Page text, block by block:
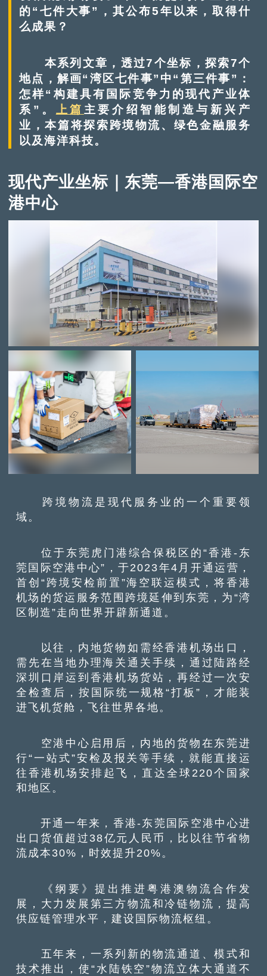
的“七件大事”，其公布5年以来，取得什
么成果？
本系列文章，透过7个坐标，探索7个
地点，解画“湾区七件事”中“第三件事”：
怎样“构建具有国际竞争力的现代产业体
系”。
上篇 主要介绍智能制造与新兴产
业，本篇将探索跨境物流、绿色金融服务
以及海洋科技。
现代产业坐标｜东莞—香港国际空
港中心
跨境物流是现代服务业的一个重要领
域。
位于东莞虎门港综合保税区的“香港-东
莞国际空港中心”，于2023年4月开通运营，
首创“跨境安检前置”海空联运模式，将香港
机场的货运服务范围跨境延伸到东莞，为“湾
区制造”走向世界开辟新通道。
以往，内地货物如需经香港机场出口，
需先在当地办理海关通关手续，通过陆路经
深圳口岸运到香港机场货站，再经过一次安
全检查后，按国际统一规格“打板”，才能装
进飞机货舱，飞往世界各地。
空港中心启用后，内地的货物在东莞进
行“一站式”安检及报关等手续，就能直接运
往香港机场安排起飞，直达全球220个国家
和地区。
开通一年来，香港-东莞国际空港中心进
出口货值超过38亿元人民币，比以往节省物
流成本30%，时效提升20%。
《纲要》提出推进粤港澳物流合作发
展，大力发展第三方物流和冷链物流，提高
供应链管理水平，建设国际物流枢纽。
五年来，一系列新的物流通道、模式和
技术推出，使“水陆铁空”物流立体大通道不